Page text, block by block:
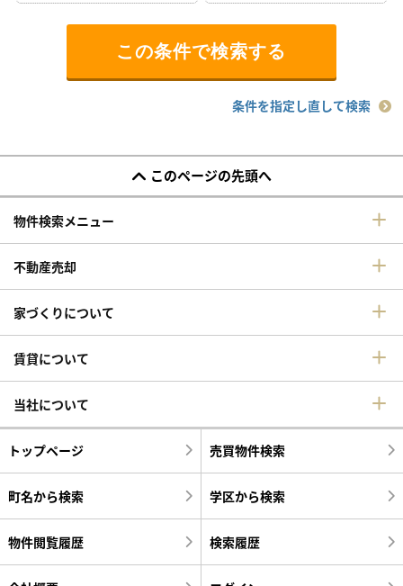
条件を指定し直して検索
このページの先頭へ
物件検索メニュー
不動産売却
家づくりについて
賃貸について
当社について
トップページ 売買物件検索
町名から検索 学区から検索
物件閲覧履歴 検索履歴